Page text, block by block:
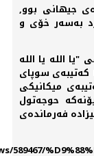
جیهانی بوو,
بەسەر خۆی و
بە دروشمی "یا الله یا الله
یا الله" دەستی پێكرد, لەم ئۆپەراسیۆنەدا ١٦ كەتیبەی سوپای
میكانیكی
حوجەتول
فەرماندەی